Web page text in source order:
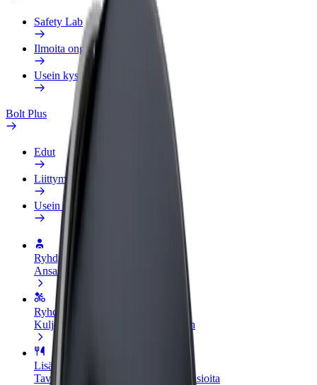
Safety Lab
Ilmoita ongelmasta
Usein kysytyt kysymykset
Bolt Plus
Edut
Liittymisohjeet
Usein kysytyt kysymykset
Ryhdy kuljettajaksi
Ansaitse omilla ehdoillasi
Ryhdy ruokalähetiksi
Kuljeta ruokaa ja ansaitse viikoittain
Lisää ravintola tai kauppa
Tavoita lisää asiakkaita ja kasvata ansioita